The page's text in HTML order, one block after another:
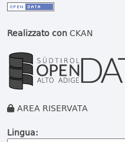
Realizzato conCKAN
AREA RISERVATA
Lingua